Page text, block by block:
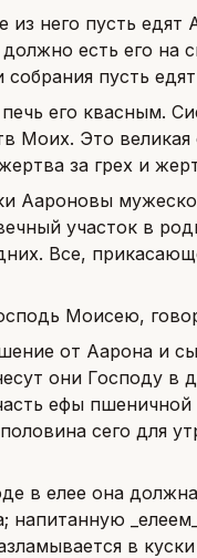
из него пусть
есть его на
пусть едят
его квасным.
Моих. Это великая
за грех и
Аароновы
участок в
Все,
Моисею,
от Аарона и
они Господу в
ефы
сего для
в елее она
напитанную
в